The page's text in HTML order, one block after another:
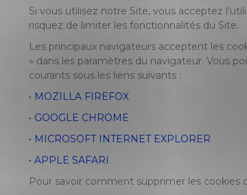
Si vous utilisez notre Site, vous acceptez
risquez de limiter les fonctionnalités du Site.
Les principaux navigateurs acceptent les
» dans les paramètres du navigateur. Vous
courants sous les liens suivants :
• MOZILLA FIREFOX
• GOOGLE CHROME
• MICROSOFT INTERNET EXPLORER
• APPLE SAFARI
Pour savoir comment supprimer les